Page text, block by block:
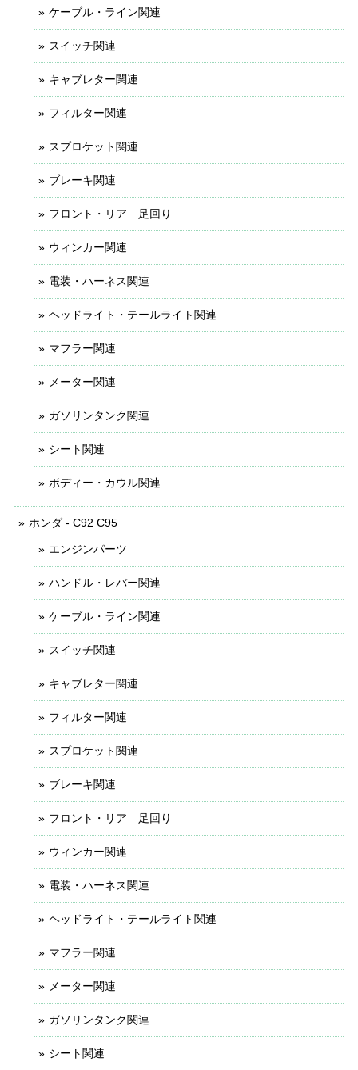
ケーブル・ライン関連
スイッチ関連
キャブレター関連
フィルター関連
スプロケット関連
ブレーキ関連
フロント・リア 足回り
ウィンカー関連
電装・ハーネス関連
ヘッドライト・テールライト関連
マフラー関連
メーター関連
ガソリンタンク関連
シート関連
ボディー・カウル関連
ホンダ - C92 C95
エンジンパーツ
ハンドル・レバー関連
ケーブル・ライン関連
スイッチ関連
キャブレター関連
フィルター関連
スプロケット関連
ブレーキ関連
フロント・リア 足回り
ウィンカー関連
電装・ハーネス関連
ヘッドライト・テールライト関連
マフラー関連
メーター関連
ガソリンタンク関連
シート関連